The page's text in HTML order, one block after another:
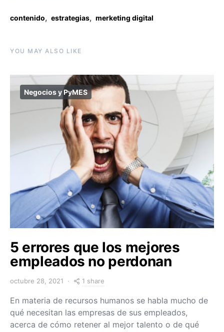
contenido, estrategias, merketing digital
YOU MAY ALSO LIKE
Negocios y PyMES
5 errores que los mejores
empleados no perdonan
octubre 28, 2021 1 share
En materia de recursos humanos se habla mucho de
qué necesitan las empresas de sus empleados,
acerca de cómo retener al mejor talento o de qué